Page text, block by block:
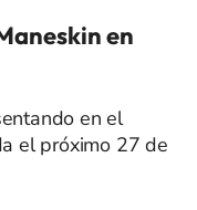
en
en el
el próximo 27 de